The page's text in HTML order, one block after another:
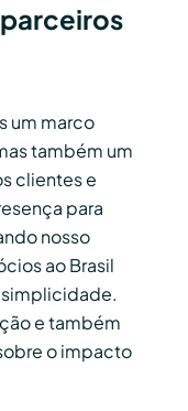
um marco
também um
clientes e
para
nosso
ao Brasil
e também
o impacto